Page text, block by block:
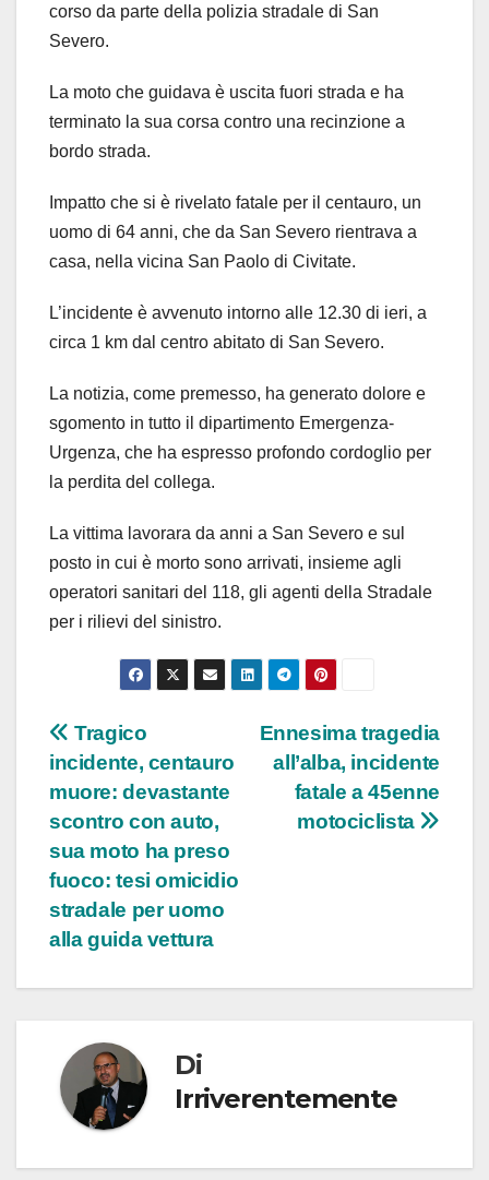
corso da parte della polizia stradale di San
Severo.
La moto che guidava è uscita fuori strada e ha
terminato la sua corsa contro una recinzione a
bordo strada.
Impatto che si è rivelato fatale per il centauro, un
uomo di 64 anni, che da San Severo rientrava a
casa, nella vicina San Paolo di Civitate.
L’incidente è avvenuto intorno alle 12.30 di ieri, a
circa 1 km dal centro abitato di San Severo.
La notizia, come premesso, ha generato dolore e
sgomento in tutto il dipartimento Emergenza-
Urgenza, che ha espresso profondo cordoglio per
la perdita del collega.
La vittima lavorara da anni a San Severo e sul
posto in cui è morto sono arrivati, insieme agli
operatori sanitari del 118, gli agenti della Stradale
per i rilievi del sinistro.
Navigazione
articoli
Ennesima tragedia
all’alba, incidente
fatale a 45enne
motociclista
Tragico
incidente, centauro
muore: devastante
scontro con auto,
sua moto ha preso
fuoco: tesi omicidio
stradale per uomo
alla guida vettura
Di
Irriverentemente